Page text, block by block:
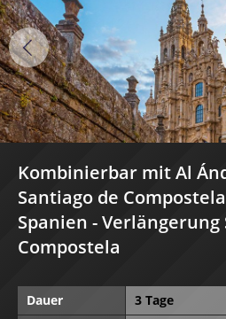
Kombinierbar mit Al
Santiago de
Spanien - Verlängerung
Compostela
Dauer
3 Tage